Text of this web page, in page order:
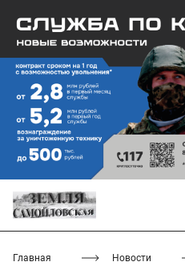
Главная
Новости